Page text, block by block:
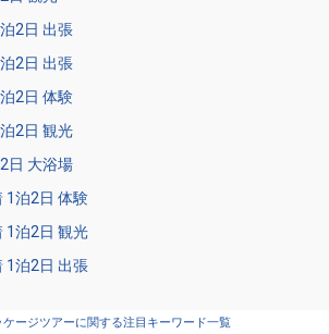
2日 出張
2日 出張
2日 体験
2日 観光
日 大浴場
1泊2日 体験
1泊2日 観光
1泊2日 出張
ケージツアーに関する注目キーワード一覧